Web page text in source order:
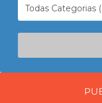
Todas Categorias